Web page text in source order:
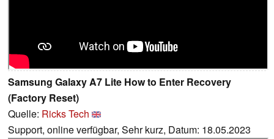
Samsung Galaxy A7 Lite How to Enter Recovery
(Factory Reset)
Quelle: Ricks Tech
Support, online verfügbar, Sehr kurz, Datum: 18.05.2023